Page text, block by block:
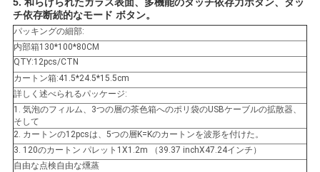
5. 和らげられたガラス表面、多機能のタッチ依存力ボタン、タッ
チ依存断続的なモード ボタン。
パッキングの細部:
内部箱130*100*80CM
QTY:12pcs/CTN
カートン箱:41.5*24.5*15.5cm
詳しく述べられるパッケージ:
1. 気泡のフィルム、3つの層の茶色箱へのポリ袋のUSBケーブルの拡散器、
そして
2. カートンの12pcsは、5つの層K=Kのカートンを波形を付けた。
3. 120のカートン パレット1X1.2m （39.37 inchX47.24インチ）
自由な点検自由な燻蒸